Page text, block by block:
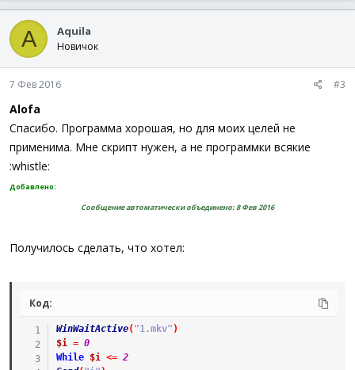
A Aquila
Новичок
7 Фев 2016 #3
Alofa
Спасибо. Программа хорошая, но для моих целей не
применима. Мне скрипт нужен, а не программки всякие
:whistle:
Добавлено:
Сообщение автоматически объединено:8 Фев 2016
Получилось сделать, что хотел:
Код:
WinWaitActive( "1.mkv" )
$i = 0
While
$i <= 2